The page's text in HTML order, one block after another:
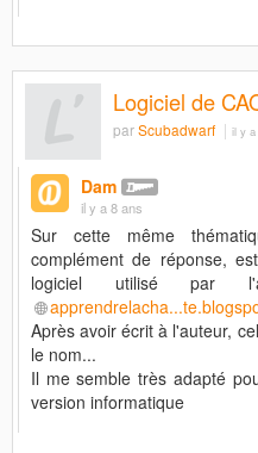
Logiciel de
parScubadwarf il y a
Dam
il y a 8 ans
Sur cette même
complément de réponse,
logiciel utilisé
Après avoir écrit à l'auteur,
le nom...
Il me semble très adapté
version informatique